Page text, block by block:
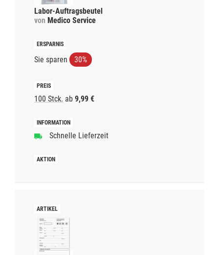
Labor-Auftragsbeutel
von Medico Service
Sie sparen 30%
100 Stck. ab 9,99 €
Schnelle Lieferzeit